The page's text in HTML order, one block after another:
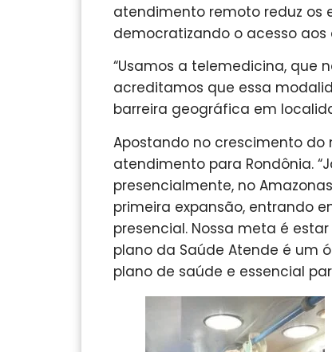
atendimento remoto reduz os
democratizando o acesso
“Usamos a telemedicina,
acreditamos que essa
barreira geográfica em
Apostando no crescimento do
atendimento para Rondônia.
presencialmente, no
primeira expansão, entrando
presencial. Nossa meta é
plano da Saúde Atende é um
plano de saúde e essencial